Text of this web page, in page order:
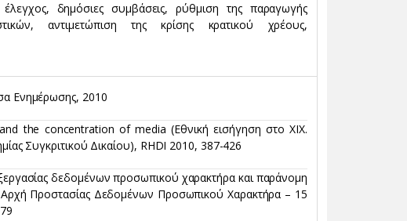
έλεγχος, δημόσιες συμβάσεις, ρύθμιση της παραγωγής
αντιμετώπιση της κρίσης κρατικού χρέους,
Ενημέρωσης, 2010
the concentration of media (Εθνική εισήγηση στο ΧΙΧ.
Συγκριτικού Δικαίου), RHDI 2010, 387-426
δεδομένων προσωπικού χαρακτήρα και παράνομη
Αρχή Προστασίας Δεδομένων Προσωπικού Χαρακτήρα – 15